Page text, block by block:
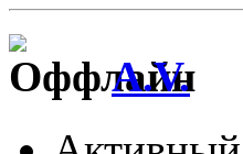
A.V.